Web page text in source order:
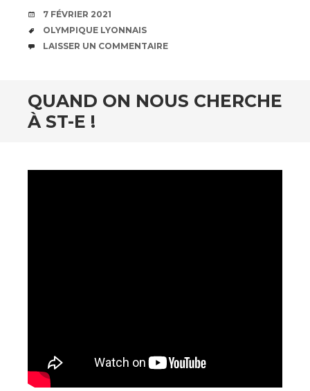
DATE
7 FÉVRIER 2021
ÉTIQUETTES
OLYMPIQUE LYONNAIS
COMMENTAIRES
LAISSER UN COMMENTAIRE
QUAND ON NOUS CHERCHE
À ST-E !